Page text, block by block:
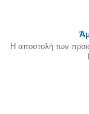
Η αποστολή των